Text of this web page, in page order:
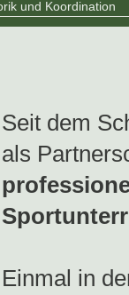
und Koordination
Seit dem
als
Einmal in